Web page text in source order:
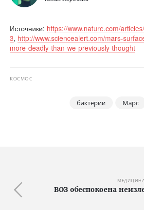
Источники: https://www.nature.com/
3, http://www.sciencealert.com/mars-
more-deadly-than-we-previously-thought
КОСМОС
бактерии Марс
ВОЗ обеспокоена